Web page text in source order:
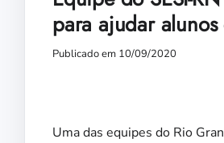
para ajudar
Publicado em 10/09/2020
Uma das equipes do Rio